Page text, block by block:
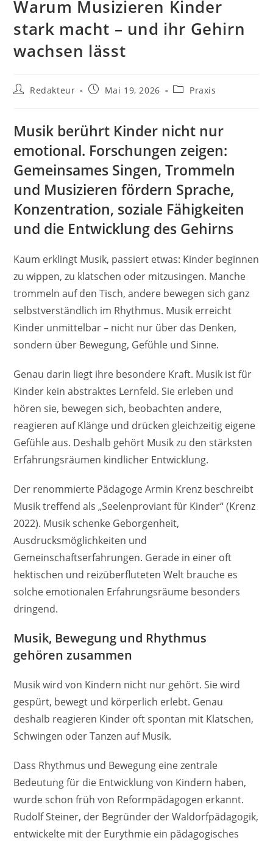
Warum Musizieren Kinder
stark macht – und ihr Gehirn
wachsen lässt
Beitrags-
Redakteur
BeitragMai 19, 2026
Beitrags-
Praxis
Musik berührt Kinder nicht nur
emotional. Forschungen zeigen:
Gemeinsames Singen, Trommeln
und Musizieren fördern Sprache,
Konzentration, soziale Fähigkeiten
und die Entwicklung des Gehirns
Kaum erklingt Musik, passiert etwas: Kinder beginnen
zu wippen, zu klatschen oder mitzusingen. Manche
trommeln auf den Tisch, andere bewegen sich ganz
selbstverständlich im Rhythmus. Musik erreicht
Kinder unmittelbar – nicht nur über das Denken,
sondern über Bewegung, Gefühle und Sinne.
Genau darin liegt ihre besondere Kraft. Musik ist für
Kinder kein abstraktes Lernfeld. Sie erleben und
hören sie, bewegen sich, beobachten andere,
reagieren auf Klänge und drücken gleichzeitig eigene
Gefühle aus. Deshalb gehört Musik zu den stärksten
Erfahrungsräumen kindlicher Entwicklung.
Der renommierte Pädagoge Armin Krenz beschreibt
Musik treffend als „Seelenproviant für Kinder“ (Krenz
2022). Musik schenke Geborgenheit,
Ausdrucksmöglichkeiten und
Gemeinschaftserfahrungen. Gerade in einer oft
hektischen und reizüberfluteten Welt brauche es
solche emotionalen Erfahrungsräume besonders
dringend.
Musik, Bewegung und Rhythmus
gehören zusammen
Musik wird von Kindern nicht nur gehört. Sie wird
gespürt, bewegt und körperlich erlebt. Genau
deshalb reagieren Kinder oft spontan mit Klatschen,
Schwingen oder Tanzen auf Musik.
Dass Rhythmus und Bewegung eine zentrale
Bedeutung für die Entwicklung von Kindern haben,
wurde schon früh von Reformpädagogen erkannt.
Rudolf Steiner, der Begründer der Waldorfpädagogik,
entwickelte mit der Eurythmie ein pädagogisches